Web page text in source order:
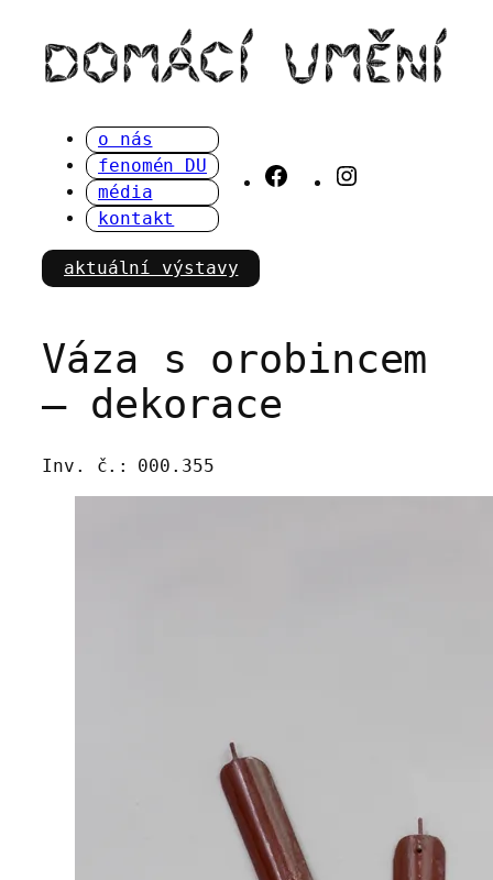
obsah
o nás
fenomén DU
média
kontakt
Facebook
aktuální výstavy
Váza s orobincem
– dekorace
Inv. č.: 000.355